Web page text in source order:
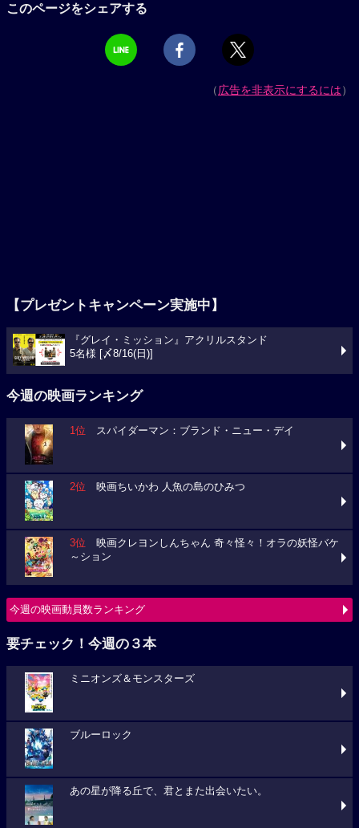
このページをシェアする
（広告を非表示にするには）
【プレゼントキャンペーン実施中】
『グレイ・ミッション』アクリルスタンド
5名様 [〆8/16(日)]
今週の映画ランキング
1位 スパイダーマン：ブランド・ニュー・デイ
2位 映画ちいかわ 人魚の島のひみつ
3位 映画クレヨンしんちゃん 奇々怪々！オラの妖怪バケ
～ション
今週の映画動員数ランキング
要チェック！今週の３本
ミニオンズ＆モンスターズ
ブルーロック
あの星が降る丘で、君とまた出会いたい。